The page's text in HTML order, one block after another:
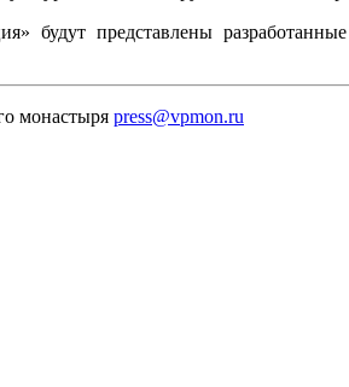
будут представлены
монастыря press@vpmon.ru